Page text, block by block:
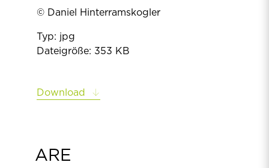
© Daniel Hinterramskogler
Typ: jpg
Dateigröße: 353 KB
Download
ARE